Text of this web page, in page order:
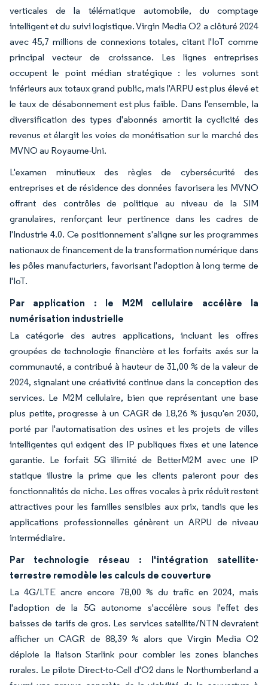
verticales de la télématique automobile, du comptage
intelligent et du suivi logistique. Virgin Media O2 a clôturé 2024
avec 45,7 millions de connexions totales, citant l'IoT comme
principal vecteur de croissance. Les lignes entreprises
occupent le point médian stratégique : les volumes sont
inférieurs aux totaux grand public, mais l'ARPU est plus élevé et
le taux de désabonnement est plus faible. Dans l'ensemble, la
diversification des types d'abonnés amortit la cyclicité des
revenus et élargit les voies de monétisation sur le marché des
MVNO au Royaume-Uni.
L'examen minutieux des règles de cybersécurité des
entreprises et de résidence des données favorisera les MVNO
offrant des contrôles de politique au niveau de la SIM
granulaires, renforçant leur pertinence dans les cadres de
l'Industrie 4.0. Ce positionnement s'aligne sur les programmes
nationaux de financement de la transformation numérique dans
les pôles manufacturiers, favorisant l'adoption à long terme de
l'IoT.
Par application : le M2M cellulaire accélère la
numérisation industrielle
La catégorie des autres applications, incluant les offres
groupées de technologie financière et les forfaits axés sur la
communauté, a contribué à hauteur de 31,00 % de la valeur de
2024, signalant une créativité continue dans la conception des
services. Le M2M cellulaire, bien que représentant une base
plus petite, progresse à un CAGR de 18,26 % jusqu'en 2030,
porté par l'automatisation des usines et les projets de villes
intelligentes qui exigent des IP publiques fixes et une latence
garantie. Le forfait 5G illimité de BetterM2M avec une IP
statique illustre la prime que les clients paieront pour des
fonctionnalités de niche. Les offres vocales à prix réduit restent
attractives pour les familles sensibles aux prix, tandis que les
applications professionnelles génèrent un ARPU de niveau
intermédiaire.
Par technologie réseau : l'intégration satellite-
terrestre remodèle les calculs de couverture
La 4G/LTE ancre encore 78,00 % du trafic en 2024, mais
l'adoption de la 5G autonome s'accélère sous l'effet des
baisses de tarifs de gros. Les services satellite/NTN devraient
afficher un CAGR de 88,39 % alors que Virgin Media O2
déploie la liaison Starlink pour combler les zones blanches
rurales. Le pilote Direct-to-Cell d'O2 dans le Northumberland a